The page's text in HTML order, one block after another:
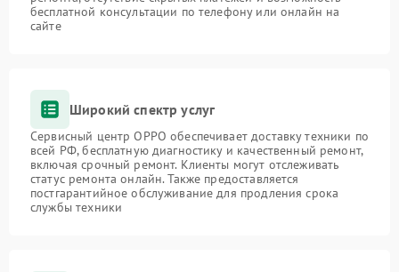
бесплатной консультации по телефону или онлайн на
сайте
Широкий спектр услуг
Сервисный центр OPPO обеспечивает доставку техники по
всей РФ, бесплатную диагностику и качественный ремонт,
включая срочный ремонт. Клиенты могут отслеживать
статус ремонта онлайн. Также предоставляется
постгарантийное обслуживание для продления срока
службы техники